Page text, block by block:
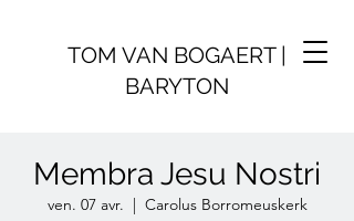
TOM VAN BOGAERT |
BARYTON
Membra Jesu Nostri
ven. 07 avr.
  |
Carolus Borromeuskerk